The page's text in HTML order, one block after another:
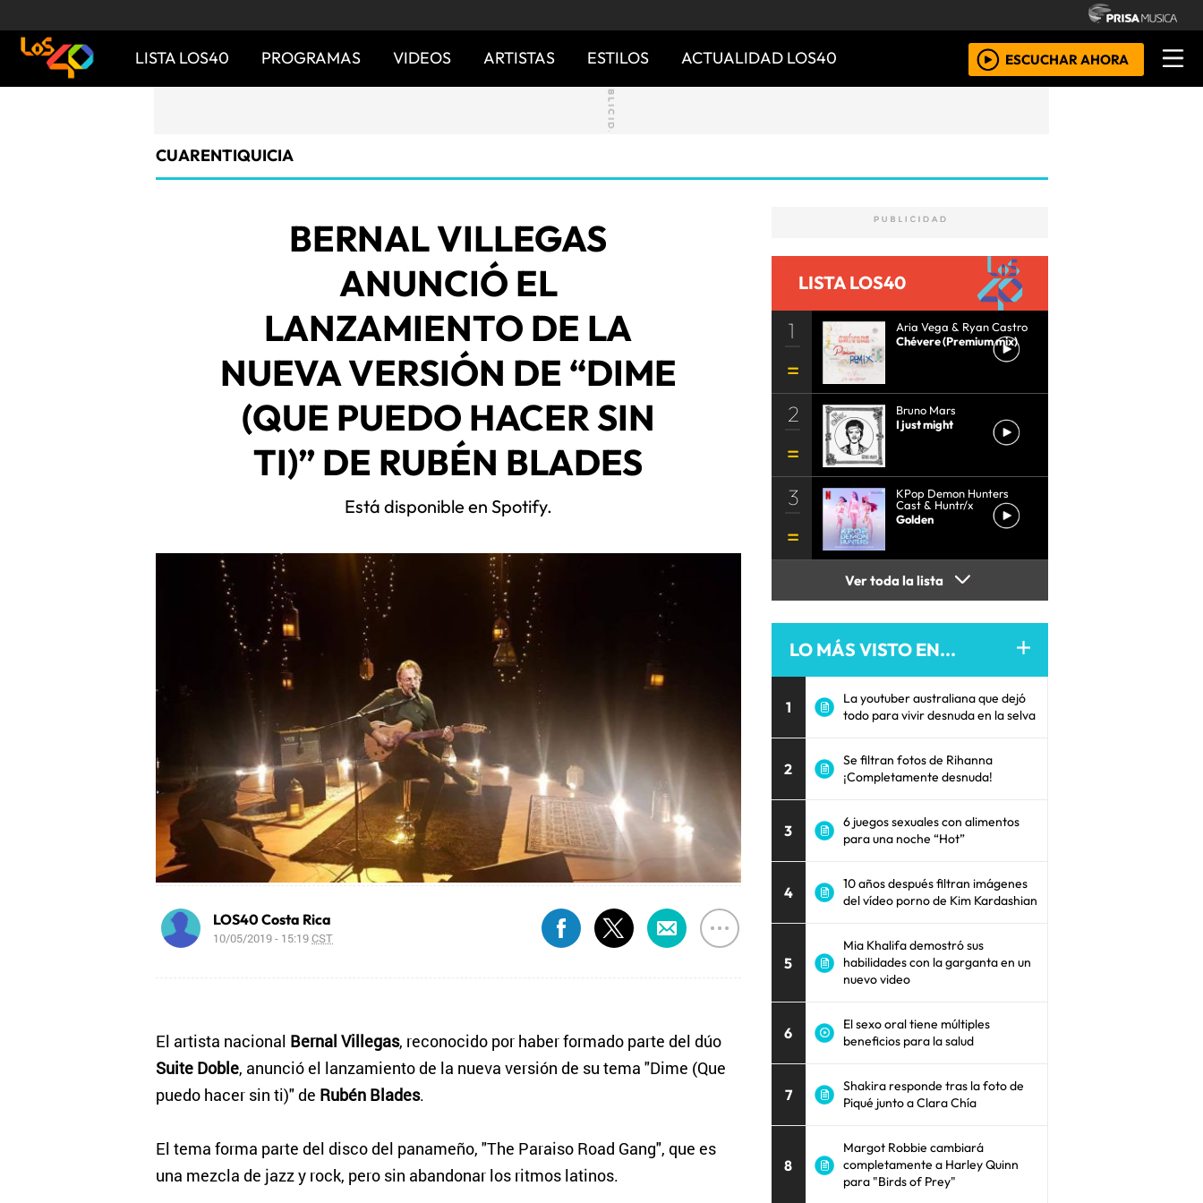
LISTA LOS40 PROGRAMAS VIDEOS ARTISTAS ESTILOS ACTUALIDAD LOS40 ESCUCHAR AHORA
CUARENTIQUICIA
BERNAL VILLEGAS
ANUNCIÓ EL
LANZAMIENTO DE LA
NUEVA VERSIÓN DE “DIME
(QUE PUEDO HACER SIN
TI)” DE RUBÉN BLADES
Está disponible en Spotify.
LOS40 Costa Rica
10/05/2019 - 15:19CST
El artista nacional Bernal Villegas, reconocido por haber formado parte del dúo
Suite Doble, anunció el lanzamiento de la nueva versión de su tema "Dime (Que
puedo hacer sin ti)" de Rubén Blades.
El tema forma parte del disco del panameño, "The Paraiso Road Gang", que es
una mezcla de jazz y rock, pero sin abandonar los ritmos latinos.
LISTA LOS40
1
Aria Vega & Ryan Castro
Chévere (Premium mix)
2
Bruno Mars
I just might
3
KPop Demon Hunters
Cast & Huntr/x
Golden
Ver toda la lista
LO MÁS VISTO EN...
1
La youtuber australiana que dejó
todo para vivir desnuda en la selva
2
Se filtran fotos de Rihanna
¡Completamente desnuda!
3
6 juegos sexuales con alimentos
para una noche “Hot”
4
10 años después filtran imágenes
del vídeo porno de Kim Kardashian
5
Mia Khalifa demostró sus
habilidades con la garganta en un
nuevo video
6
El sexo oral tiene múltiples
beneficios para la salud
7
Shakira responde tras la foto de
Piqué junto a Clara Chía
8
Margot Robbie cambiará
completamente a Harley Quinn
para "Birds of Prey"